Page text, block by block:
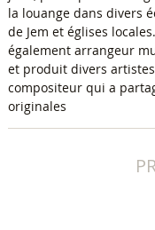
la louange dans divers
de Jem et églises
également arrangeur
et produit divers
compositeur qui a
originales